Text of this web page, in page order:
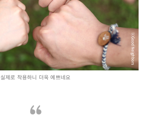
실제로 착용하니 더욱 예쁘네요